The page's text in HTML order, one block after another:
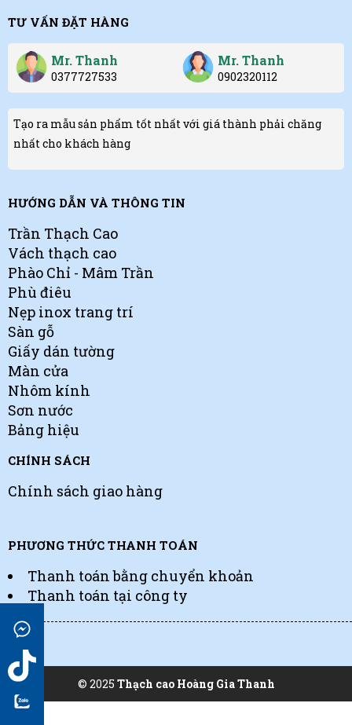
TƯ VẤN ĐẶT HÀNG
Mr. Thanh
0377727533
Mr. Thanh
0902320112
Tạo ra mẫu sản phẩm tốt nhất với giá thành phải chăng
nhất cho khách hàng
HƯỚNG DẪN VÀ THÔNG TIN
Trần Thạch Cao
Vách thạch cao
Phào Chỉ - Mâm Trần
Phù điêu
Nẹp inox trang trí
Sàn gỗ
Giấy dán tường
Màn cửa
Nhôm kính
Sơn nước
Bảng hiệu
CHÍNH SÁCH
Chính sách giao hàng
PHƯƠNG THỨC THANH TOÁN
Thanh toán bằng chuyển khoản
Thanh toán tại công ty
© 2025 Thạch cao Hoàng Gia Thanh